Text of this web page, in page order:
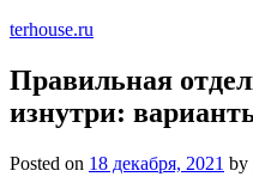
terhouse.ru
Правильная
изнутри:
Posted on 18 декабря, 2021 by